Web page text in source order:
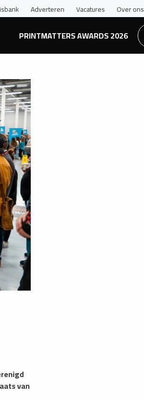
Adverteren Vacatures Over ons
PRINTMATTERS AWARDS 2026
van